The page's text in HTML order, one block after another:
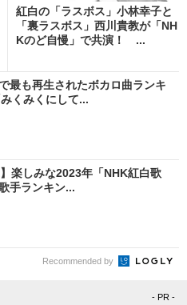
紅白の「ラスボス」小林幸子と
「裏ラスボス」西川貴教が「NH
Kのど自慢」で共演！ ...
最も再生されたボカロ曲ランキ
くみくにして...
】楽しみな2023年「NHK紅白歌
手ランキン...
Recommended by
- PR -